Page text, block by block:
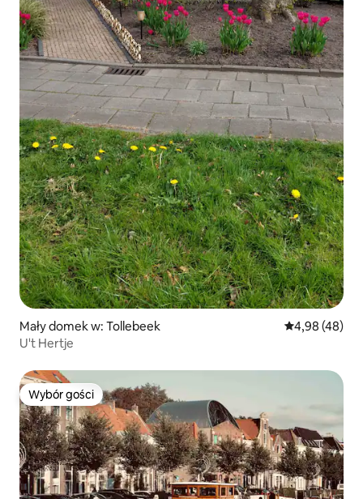
Mały domek w: Tollebeek Średnia
4,98 (48)
U't Hertje
Wybór gości
Wybór gości